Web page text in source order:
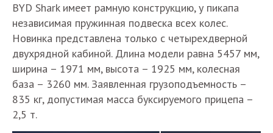
BYD Shark имеет рамную конструкцию, у пикапа
независимая пружинная подвеска всех колес.
Новинка представлена только с четырехдверной
двухрядной кабиной. Длина модели равна 5457 мм,
ширина – 1971 мм, высота – 1925 мм, колесная
база – 3260 мм. Заявленная грузоподъемность –
835 кг, допустимая масса буксируемого прицепа –
2,5 т.